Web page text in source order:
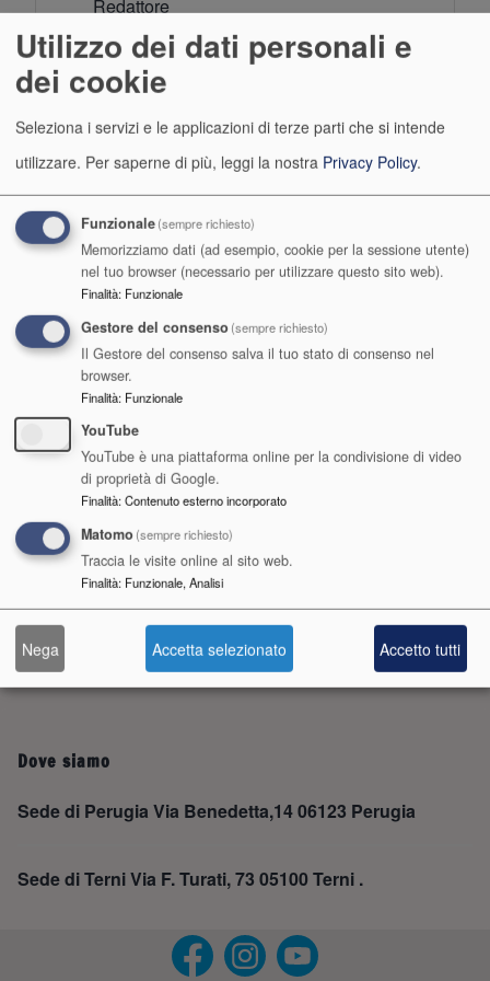
Redattore
A.Di.S.U.
Agenzia per il Diritto allo Studio Universitario
dell'Umbria
Codice Fiscale e Partita IVA 00453460545
Posta certificata
Contatti
Perugia Telefono: 075 4693000 Fax: 075 5847107
Terni Telefono: 0744 206223 0744 206231 Fax: 0744
206231
Dove siamo
Sede di Perugia Via Benedetta,14 06123 Perugia
Sede di Terni Via F. Turati, 73 05100 Terni .
Utilizzo dei dati personali e
dei cookie
Seleziona i servizi e le applicazioni di terze parti che si intende
utilizzare. Per saperne di più, leggi la nostra Privacy Policy.
Funzionale(sempre richiesto)
Memorizziamo dati (ad esempio, cookie per la sessione utente)
nel tuo browser (necessario per utilizzare questo sito web).
Finalità: Funzionale
Gestore del consenso(sempre richiesto)
Il Gestore del consenso salva il tuo stato di consenso nel
browser.
Finalità: Funzionale
YouTube
YouTube è una piattaforma online per la condivisione di video
di proprietà di Google.
Finalità:Contenuto esterno incorporato
Matomo(sempre richiesto)
Traccia le visite online al sito web.
Finalità: Funzionale, Analisi
Nega Accetta selezionato Accetto tutti